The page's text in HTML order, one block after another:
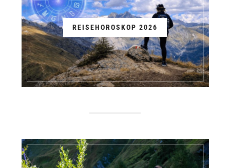
REISEHOROSKOP 2026